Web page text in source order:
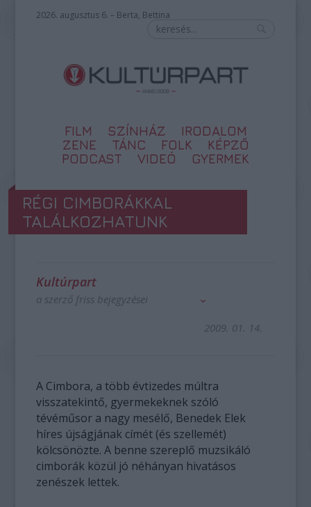
2026. augusztus 6. – Berta, Bettina
FILM SZÍNHÁZ
IRODALOM
ZENE
TÁNC FOLK
KÉPZŐ
PODCAST
VIDEÓ GYERMEK
RÉGI CIMBORÁKKAL
TALÁLKOZHATUNK
Kultúrpart
a szerző friss bejegyzései
2009. 01. 14.
A Cimbora, a több évtizedes múltra
visszatekintő, gyermekeknek szóló
tévéműsor a nagy mesélő, Benedek Elek
híres újságjának címét (és szellemét)
kölcsönözte. A benne szereplő muzsikáló
cimborák közül jó néhányan hivatásos
zenészek lettek.